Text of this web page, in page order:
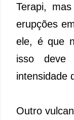
Terapi,
erupções
ele, é que
isso
intensidade
Outro